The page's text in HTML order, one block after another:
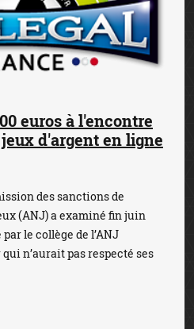
euros à l'encontre
d'argent en ligne
des sanctions de
(ANJ) a examiné fin juin
le collège de l’ANJ
n’aurait pas respecté ses